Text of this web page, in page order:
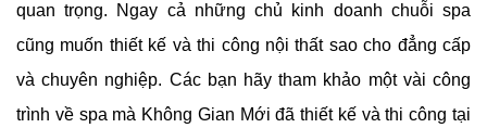
quan trọng. Ngay cả những chủ kinh doanh chuỗi spa
cũng muốn thiết kế và thi công nội thất sao cho đẳng cấp
và chuyên nghiệp. Các bạn hãy tham khảo một vài công
trình về spa mà Không Gian Mới đã thiết kế và thi công tại